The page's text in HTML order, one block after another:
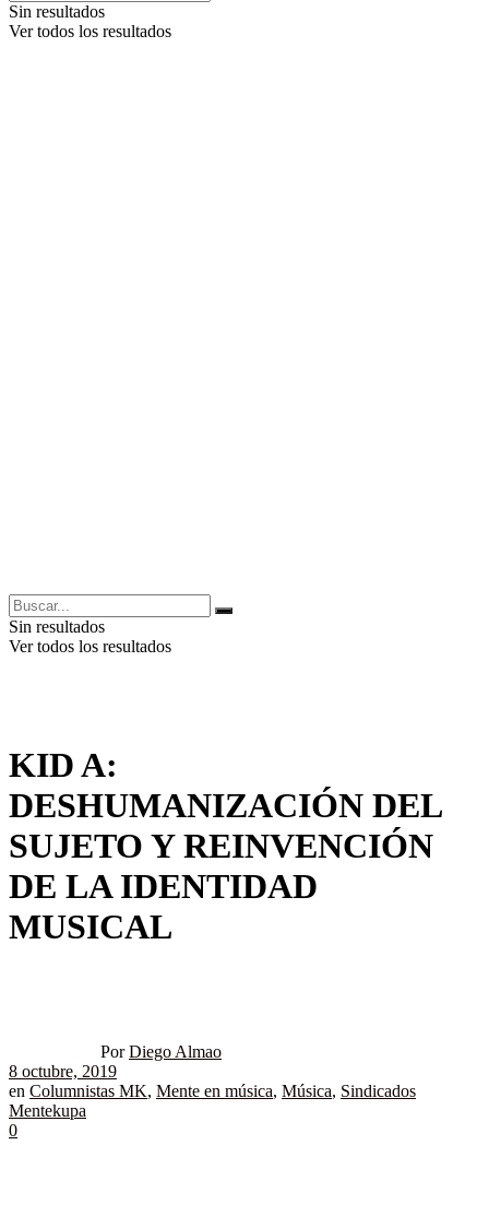
Sin resultados
Ver todos los resultados
Sin resultados
Ver todos los resultados
KID A:
DESHUMANIZACIÓN DEL
SUJETO Y REINVENCIÓN
DE LA IDENTIDAD
MUSICAL
Por Diego Almao
8 octubre, 2019
en Columnistas MK, Mente en música, Música, Sindicados
Mentekupa
0